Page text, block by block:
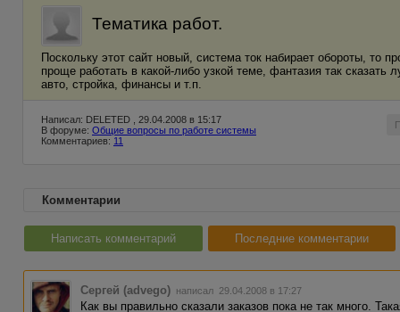
Тематика работ.
Поскольку этот сайт новый, система ток набирает обороты, то
проще работать в какой-либо узкой теме, фантазия так
авто, стройка, финансы и т.п.
Написал: DELETED , 29.04.2008 в 15:17
В форуме: Общие вопросы по работе системы
Комментариев: 11
Комментарии
Написать комментарий Последние комментарии
Сергей (advego) написал 29.04.2008 в 17:27
Как вы правильно сказали заказов пока не так много.